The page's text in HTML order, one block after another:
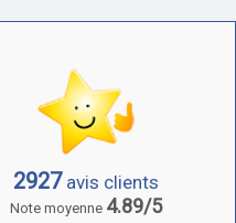
2927avis clients
Note moyenne 4.89/5